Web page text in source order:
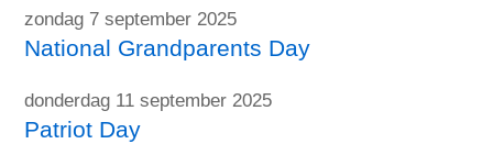
zondag 7 september 2025
National Grandparents Day
donderdag 11 september 2025
Patriot Day